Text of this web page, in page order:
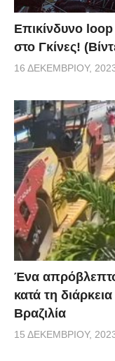
Επικίνδυνο
στο Γκίνες!
16 ΔΕΚΕΜΒΡΊΟΥ,
Ένα
κατά τη
Βραζιλία
15 ΔΕΚΕΜΒΡΊΟΥ,